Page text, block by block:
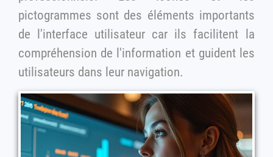
pictogrammes sont des éléments importants
de l'interface utilisateur car ils facilitent la
compréhension de l'information et guident les
utilisateurs dans leur navigation.